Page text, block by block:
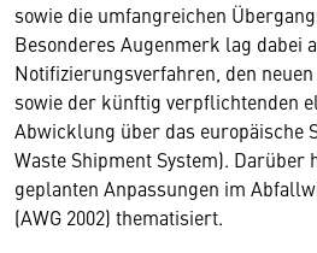
sowie die umfangreichen
Besonderes Augenmerk lag dabei
Notifizierungsverfahren, den
sowie der künftig verpflichtenden
Abwicklung über das europäische
Waste Shipment System). Darüber
geplanten Anpassungen im
(AWG 2002) thematisiert.